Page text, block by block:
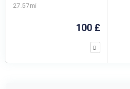
27.57mi
100 £